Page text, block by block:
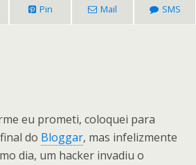
Pin Mail SMS
eu prometi, coloquei para
do Bloggar, mas infelizmente
dia, um hacker invadiu o